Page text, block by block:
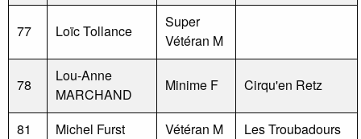
77 Loïc Tollance
Super
Vétéran M
78
Lou-Anne
MARCHAND
Minime F Cirqu'en Retz
81 Michel Furst Vétéran M Les Troubadours